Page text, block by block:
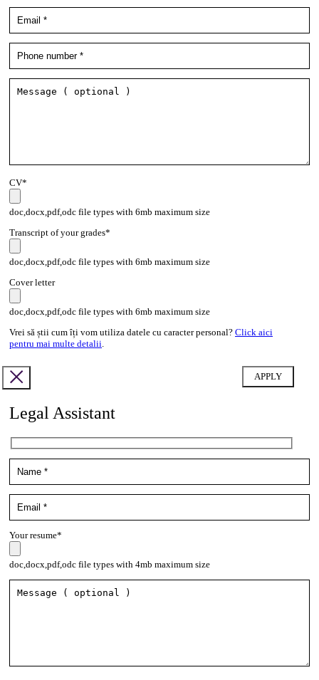
CV*
doc,docx,pdf,odc file types with 6mb maximum size
Transcript of your grades*
doc,docx,pdf,odc file types with 6mb maximum size
Cover letter
doc,docx,pdf,odc file types with 6mb maximum size
Vrei să știi cum îți vom utiliza datele cu caracter personal? Click aici
pentru mai multe detalii.
Legal Assistant
Your resume*
doc,docx,pdf,odc file types with 4mb maximum size